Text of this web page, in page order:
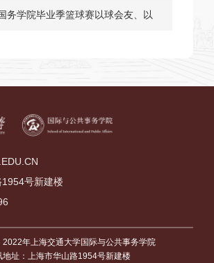
务学院毕业季篮球赛以球会友、以
1954号新建楼
2022年上海交通大学国际与公共事务学院
地址：上海市华山路1954号新建楼